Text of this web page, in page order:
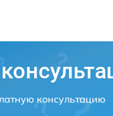
консультацию